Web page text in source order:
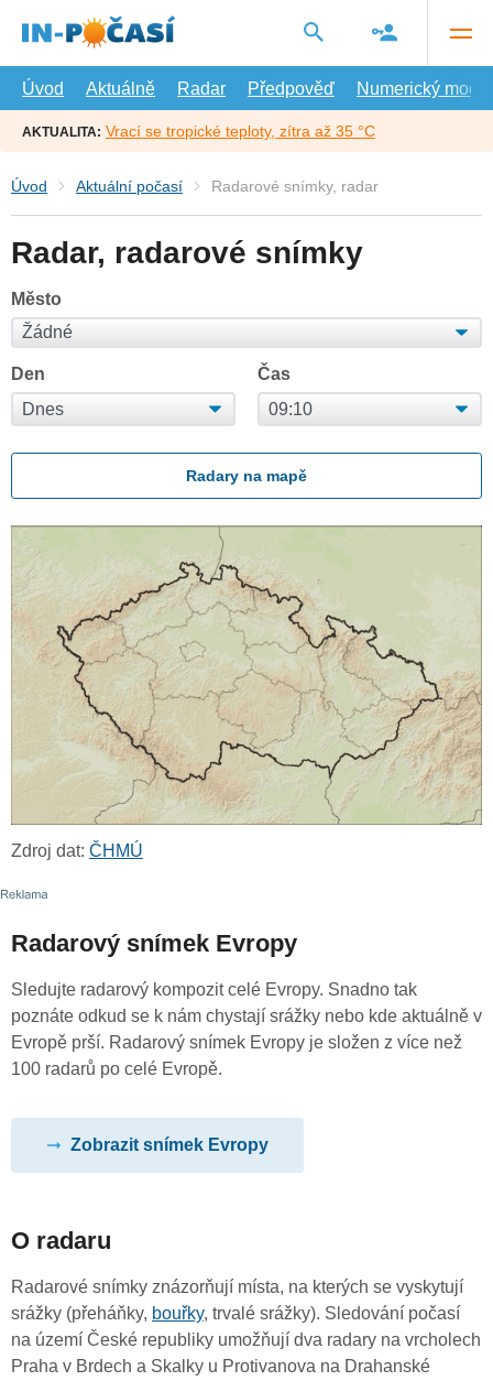
hlavní
Úvod
Aktuálně Radar Předpověď Numerický model
AKTUALITA: Vrací se tropické teploty, zítra až 35 °C
Úvod Aktuální počasí Radarové snímky, radar
Radar, radarové snímky
Město
Den Čas
Radary na mapě
Zdroj dat: ČHMÚ
Radarový snímek Evropy
Sledujte radarový kompozit celé Evropy. Snadno tak
poznáte odkud se k nám chystají srážky nebo kde aktuálně v
Evropě prší. Radarový snímek Evropy je složen z více než
100 radarů po celé Evropě.
Zobrazit snímek Evropy
O radaru
Radarové snímky znázorňují místa, na kterých se vyskytují
srážky (přeháňky, bouřky, trvalé srážky). Sledování počasí
na území České republiky umožňují dva radary na vrcholech
Praha v Brdech a Skalky u Protivanova na Drahanské